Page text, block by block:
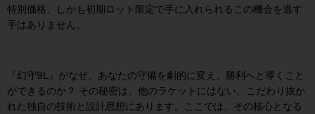
特別価格、しかも初期ロット限定で手に入れられるこの機会を逃す
手はありません。
『幻守9L』がなぜ、あなたの守備を劇的に変え、勝利へと導くこと
ができるのか？ その秘密は、他のラケットにはない、こだわり抜か
れた独自の技術と設計思想にあります。ここでは、その核心となる